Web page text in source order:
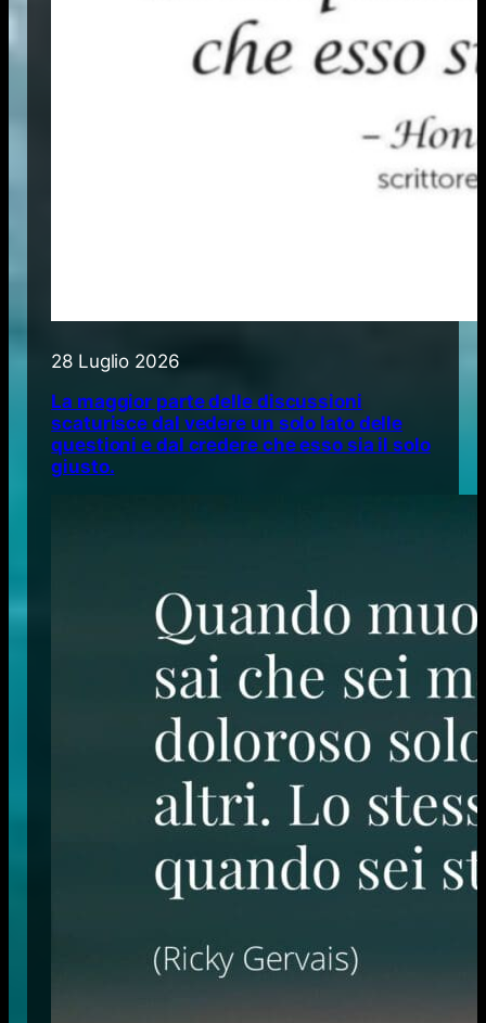
28 Luglio 2026
La maggior parte delle discussioni
scaturisce dal vedere un solo lato delle
questioni e dal credere che esso sia il solo
giusto.